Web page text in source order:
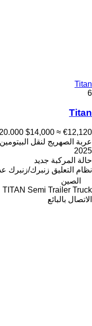
Titan
6
Titan
$14,000 ≈ €12,120
عربة الصهريج لنقل البيتومين
2025
حالة المركبة جديد
نظام التعليق زنبرك/زنبرك
الصين
TITAN Semi Trailer Truck
الاتصال بالبائع